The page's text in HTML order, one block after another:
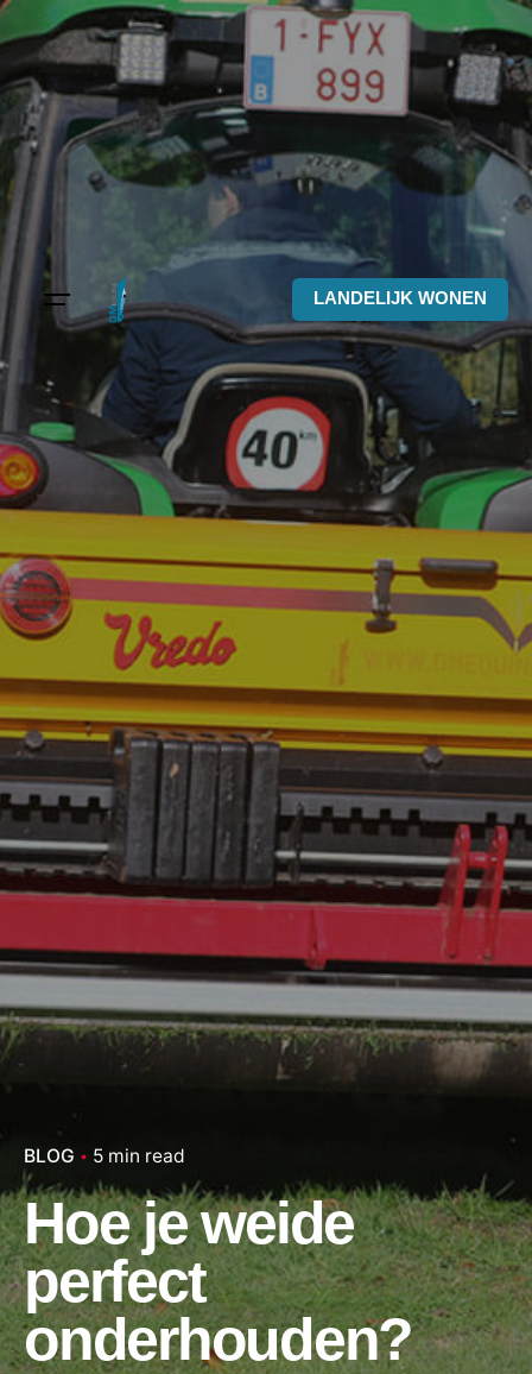
Skip
to
content
LANDELIJK WONEN
BLOG 5 min read
Hoe je weide
perfect
onderhouden?